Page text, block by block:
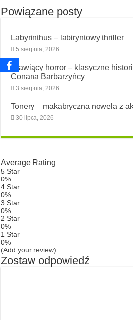
Powiązane posty
Labyrinthus – labiryntowy thriller
5 sierpnia, 2026
Dławiący horror – klasyczne
Conana Barbarzyńcy
3 sierpnia, 2026
Tonery – makabryczna nowela z
30 lipca, 2026
Average Rating
5 Star
0%
4 Star
0%
3 Star
0%
2 Star
0%
1 Star
0%
(Add your review)
Zostaw odpowiedź